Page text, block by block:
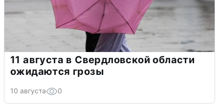
11 августа в Свердловской области
ожидаются грозы
10 августа 0